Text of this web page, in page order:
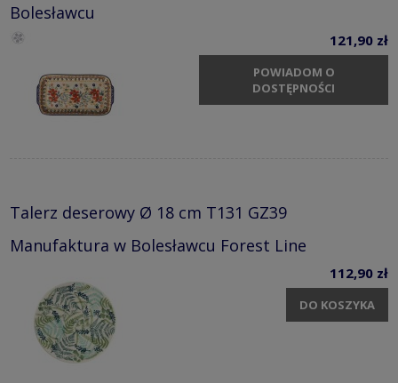
Bolesławcu
121,90 zł
POWIADOM O
DOSTĘPNOŚCI
Talerz deserowy Ø 18 cm T131 GZ39
Manufaktura w Bolesławcu Forest Line
112,90 zł
DO KOSZYKA